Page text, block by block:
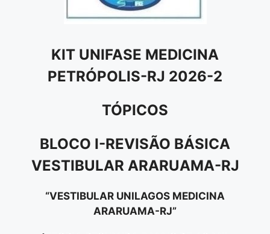
KIT UNIFASE MEDICINA
PETRÓPOLIS-RJ 2026-2
TÓPICOS
BLOCO I-REVISÃO BÁSICA
VESTIBULAR ARARUAMA-RJ
“VESTIBULAR UNILAGOS MEDICINA
ARARUAMA-RJ”